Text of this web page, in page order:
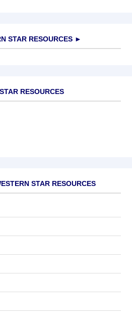
STAR RESOURCES ►
RESOURCES
STAR RESOURCES